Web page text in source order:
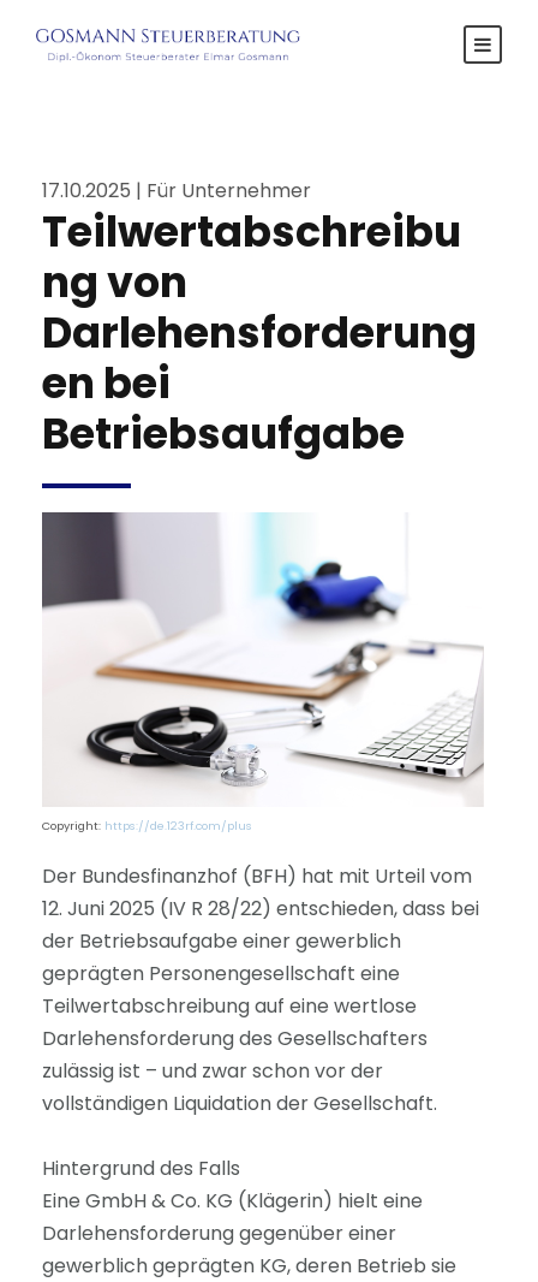
17.10.2025 | Für Unternehmer
Teilwertabschreibu
ng von
Darlehensforderung
en bei
Betriebsaufgabe
Copyright: https://de.123rf.com/plus
Der Bundesfinanzhof (BFH) hat mit Urteil vom
12. Juni 2025 (IV R 28/22) entschieden, dass bei
der Betriebsaufgabe einer gewerblich
geprägten Personengesellschaft eine
Teilwertabschreibung auf eine wertlose
Darlehensforderung des Gesellschafters
zulässig ist – und zwar schon vor der
vollständigen Liquidation der Gesellschaft.
Hintergrund des Falls
Eine GmbH & Co. KG (Klägerin) hielt eine
Darlehensforderung gegenüber einer
gewerblich geprägten KG, deren Betrieb sie